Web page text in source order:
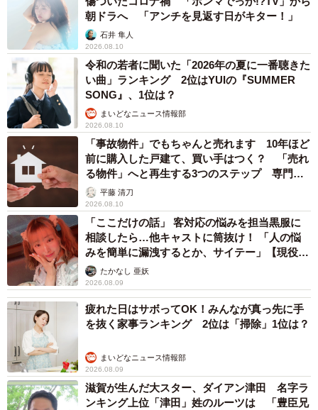
朝ドラへ 「アンチを見返す日がキター！」
石井 隼人
2026.08.10
令和の若者に聞いた「2026年の夏に一番聴きた
い曲」ランキング 2位はYUIの『SUMMER
SONG』、1位は？
まいどなニュース情報部
2026.08.10
「事故物件」でもちゃんと売れます 10年ほど
前に購入した戸建て、買い手はつく？ 「売れ
る物件」へと再生する3つのステップ 専門家
が解説平藤 清刀
2026.08.10
「ここだけの話」 客対応の悩みを担当黒服に
相談したら…他キャストに筒抜け！ 「人の悩
みを簡単に漏洩するとか、サイテー」【現役キ
ャストに取材】
たかなし 亜妖
2026.08.09
疲れた日はサボってOK！みんなが真っ先に手
を抜く家事ランキング 2位は「掃除」1位は？
まいどなニュース情報部
2026.08.09
滋賀が生んだ大スター、ダイアン津田 名字ラ
ンキング上位「津田」姓のルーツは 「豊臣兄